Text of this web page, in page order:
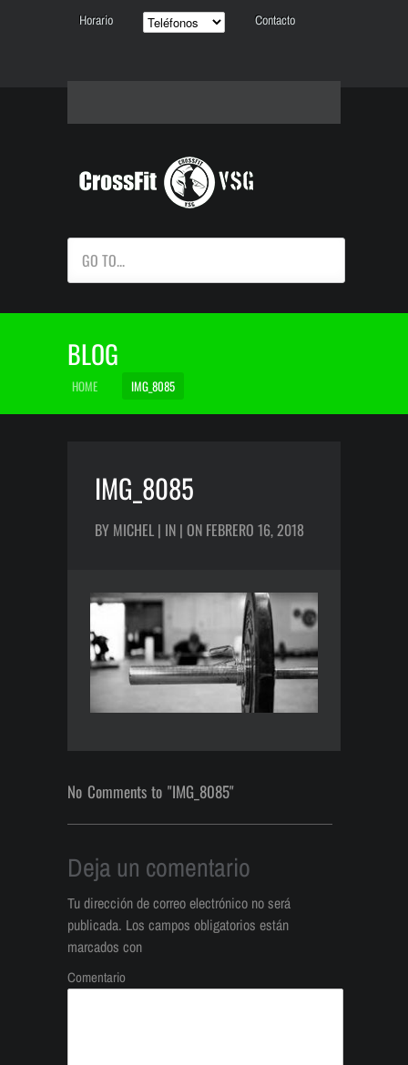
Horario Contacto
GO TO...
BLOG
HOME IMG_8085
IMG_8085
BY MICHEL | IN | ON FEBRERO 16, 2018
No Comments to "IMG_8085"
Deja un comentario
Tu dirección de correo electrónico no será
publicada. Los campos obligatorios están
marcados con
Comentario